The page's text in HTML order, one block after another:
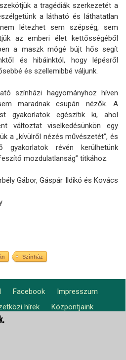
a tragédiák szerkezetét a
a látható és láthatatlan
létezhet sem szépség, sem
az emberi élet kettősségéből
a maszk mögé bújt hős segít
és hibáinktól, hogy lépésről
és szellemibbé váljunk.
színházi hagyományhoz híven
maradnak csupán nézők. A
gyakorlatok egészítik ki, ahol
változtat viselkedésünkön egy
a „kívülről nézés művészetét”, és
gyakorlatok révén kerülhetünk
mozdulatlanság” titkához.
Gábor, Gáspár Ildikó és Kovács
Színház
Facebook Impresszum
hírek
Központjaink